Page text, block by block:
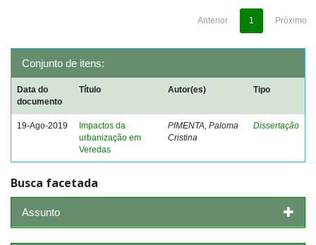
Anterior 1 Próximo
Conjunto de itens:
Data do
documento
Título Autor(es) Tipo
19-Ago-2019
Impactos da
urbanização em
Veredas
PIMENTA, Paloma
Cristina
Dissertação
Busca facetada
Assunto